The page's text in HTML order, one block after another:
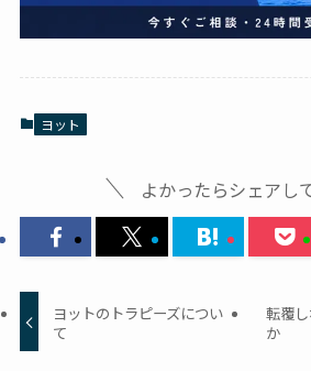
ヨット
よかったらシェアし
ヨットのトラピーズについ
て
転覆
か